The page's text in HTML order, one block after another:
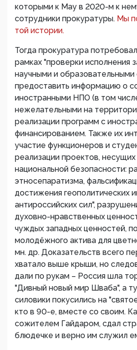
которыми к Мау в 2020-м к
сотрудники прокуратуры. Мы
той истории.
Тогда прокуратура
рамках "проверки исполнения
научными и образовательными
предоставить информацию о
иностранными НПО (в том
нежелательными на
реализации программ с
финансированием. Также их
участие функционеров и
реализации проектов, несущих
национальной безопасности:
этносепаратизма,
достижения геополитических
антироссийских сил",
духовно-нравственных
чуждых западных ценностей,
молодёжного актива для
мн. др. Доказательств всего
хватало выше крыши, но
дали по рукам – Россия шла
"Дивный новый мир Шваба", а
силовики покусились на
кто в 90-е, вместе со своим.
сожителем Гайдаром, сдал
блюдечке и верно им служил